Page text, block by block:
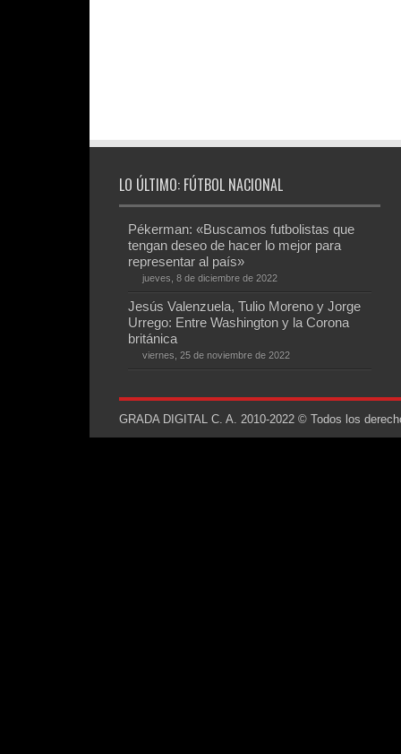
LO ÚLTIMO: FÚTBOL NACIONAL
Pékerman: «Buscamos futbolistas que
tengan deseo de hacer lo mejor para
representar al país»
jueves, 8 de diciembre de 2022
Jesús Valenzuela, Tulio Moreno y Jorge
Urrego: Entre Washington y la Corona
británica
viernes, 25 de noviembre de 2022
GRADA DIGITAL C. A. 2010-2022 © Todos los